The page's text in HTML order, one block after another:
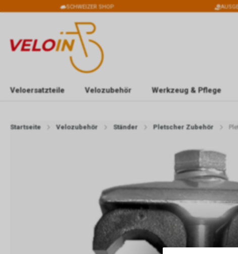
SCHWEIZER SHOP
Veloersatzteile Velozubehör Werkzeug & Pflege
Startseite Velozubehör Ständer Pletscher Zubehör